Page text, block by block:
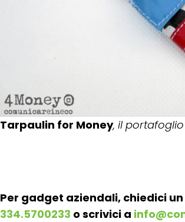
Tarpaulin for Money, il
Per gadget aziendali, chiedici
334.5700233 o scrivici a